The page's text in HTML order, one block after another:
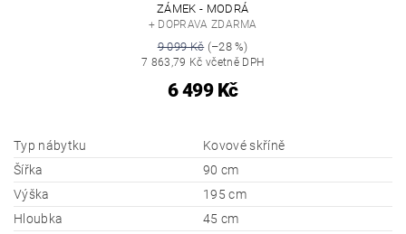
ZÁMEK - MODRÁ
+ DOPRAVA ZDARMA
9 099 Kč(–28 %)
7 863,79 Kč včetně DPH
6 499 Kč
Typ nábytku
Kovové skříně
Šířka
90 cm
Výška
195 cm
Hloubka
45 cm